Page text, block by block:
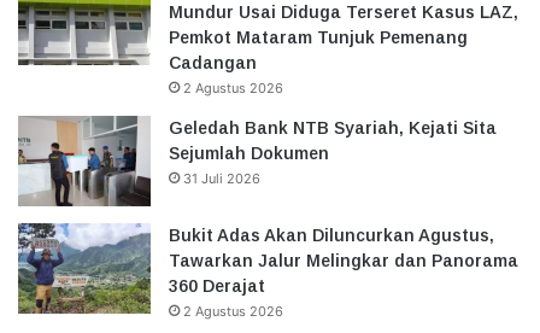
Mundur Usai Diduga Terseret Kasus LAZ,
Pemkot Mataram Tunjuk Pemenang
Cadangan
2 Agustus 2026
Geledah Bank NTB Syariah, Kejati Sita
Sejumlah Dokumen
31 Juli 2026
Bukit Adas Akan Diluncurkan Agustus,
Tawarkan Jalur Melingkar dan Panorama
360 Derajat
2 Agustus 2026